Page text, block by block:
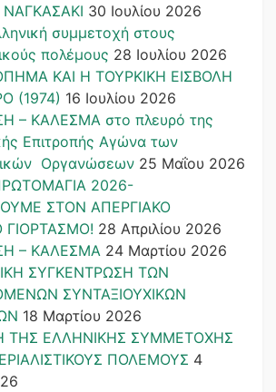
ΝΑΓΚΑΣΑΚΙ 30 Ιουλίου 2026
συμμετοχή στους
πολέμους 28 Ιουλίου 2026
ΚΑΙ H ΤΟΥΡΚΙΚΗ ΕΙΣΒΟΛΗ
(1974) 16 Ιουλίου 2026
– ΚΑΛΕΣΜΑ στο πλευρό της
Επιτροπής Αγώνα των
Οργανώσεων 25 Μαΐου 2026
2026-
ΣΤΟΝ ΑΠΕΡΓΙΑΚΟ
ΓΙΟΡΤΑΣΜΟ! 28 Απριλίου 2026
– ΚΑΛΕΣΜΑ 24 Μαρτίου 2026
ΣΥΓΚΕΝΤΡΩΣΗ ΤΩΝ
ΣΥΝΤΑΞΙΟΥΧΙΚΩΝ
18 Μαρτίου 2026
ΤΗΣ ΕΛΛΗΝΙΚΗΣ ΣΥΜΜΕΤΟΧΗΣ
ΠΟΛΕΜΟΥΣ 4